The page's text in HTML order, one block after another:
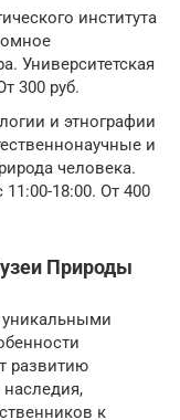
института
Университетская
300 руб.
и этнографии
и
человека.
11:00-18:00. От 400
Природы
уникальными
развитию
к